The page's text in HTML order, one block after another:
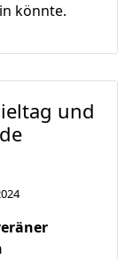
könnte.
und